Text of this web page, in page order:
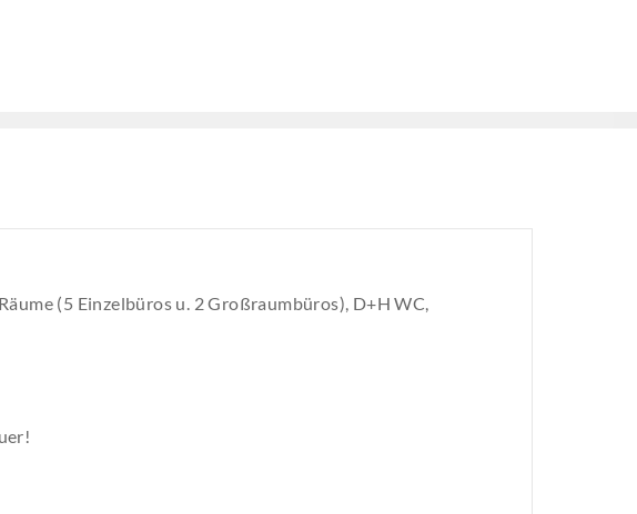
(5 Einzelbüros u. 2 Großraumbüros), D+H WC,